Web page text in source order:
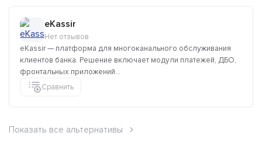
eKassir
Нет отзывов
eKassir — платформа для многоканального обслуживания
клиентов банка. Решение включает модули платежей, ДБО,
фронтальных приложений...
Сравнить
Показать все альтернативы